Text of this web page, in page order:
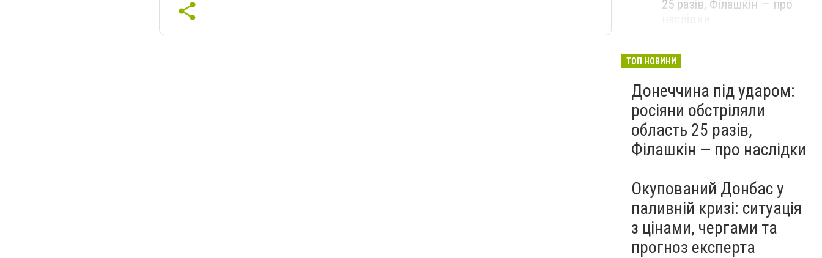
25 разів, Філашкін — про
ТОП НОВИНИ
Донеччина під ударом:
росіяни обстріляли
область 25 разів,
Філашкін — про наслідки
Окупований Донбас у
паливній кризі: ситуація
з цінами, чергами та
прогноз експерта